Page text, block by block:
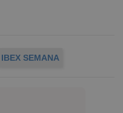
IBEX SEMANA